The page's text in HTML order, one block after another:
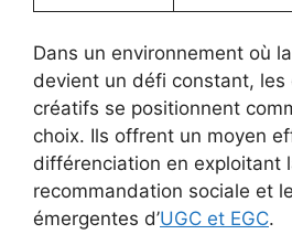
Dans un environnement où
devient un défi constant, les
créatifs se positionnent
choix. Ils offrent un moyen
différenciation en exploitant
recommandation sociale et
émergentes d’UGC et EGC.